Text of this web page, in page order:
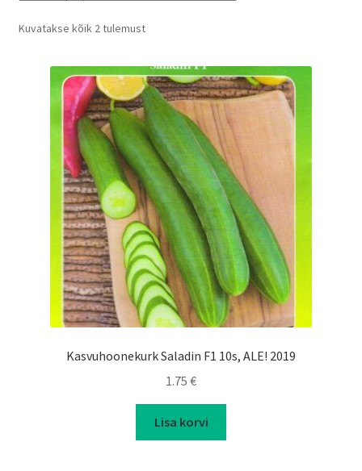
Kuvatakse kõik 2 tulemust
Kasvuhoonekurk Saladin F1 10s, ALE! 2019
1.75 €
Lisa korvi